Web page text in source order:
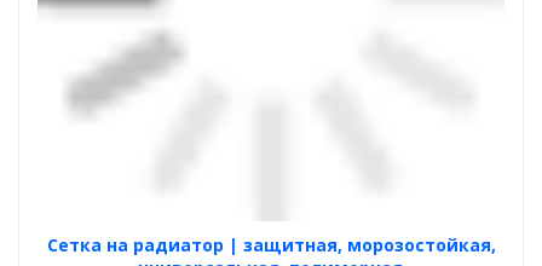
Cетка на радиатор | защитная, морозостойкая,